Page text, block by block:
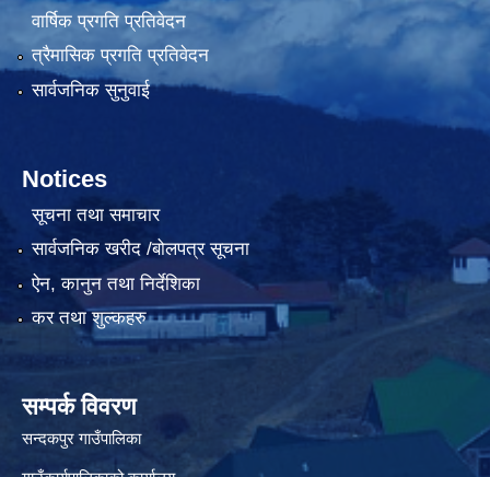
वार्षिक प्रगति प्रतिवेदन
त्रैमासिक प्रगति प्रतिवेदन
सार्वजनिक सुनुवाई
Notices
सूचना तथा समाचार
सार्वजनिक खरीद /बोलपत्र सूचना
ऐन, कानुन तथा निर्देशिका
कर तथा शुल्कहरु
सम्पर्क विवरण
सन्दकपुर गाउँपालिका